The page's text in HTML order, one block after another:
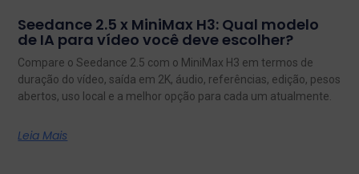
Seedance 2.5 x MiniMax H3: Qual modelo
de IA para vídeo você deve escolher?
Compare o Seedance 2.5 com o MiniMax H3 em termos de
duração do vídeo, saída em 2K, áudio, referências, edição, pesos
abertos, uso local e a melhor opção para cada um atualmente.
Leia Mais